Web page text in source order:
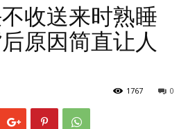
收送来时熟睡
原因简直让人
0
1767